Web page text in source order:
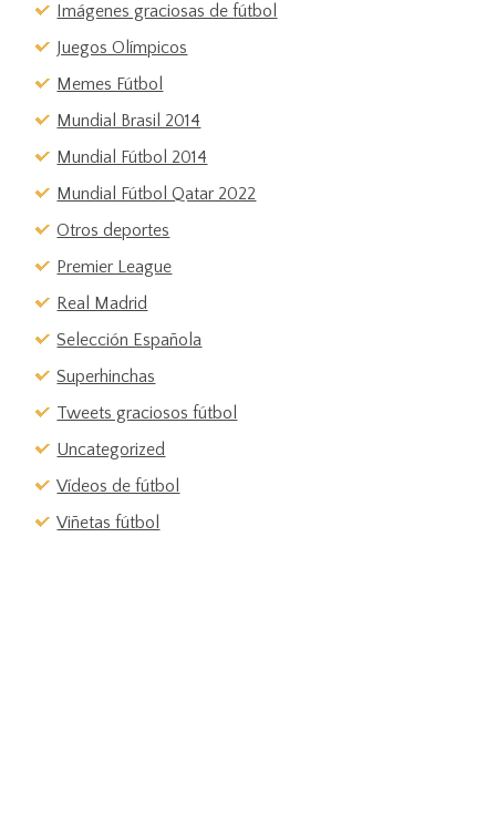
Imágenes graciosas de fútbol
Juegos Olímpicos
Memes Fútbol
Mundial Brasil 2014
Mundial Fútbol 2014
Mundial Fútbol Qatar 2022
Otros deportes
Premier League
Real Madrid
Selección Española
Superhinchas
Tweets graciosos fútbol
Uncategorized
Vídeos de fútbol
Viñetas fútbol